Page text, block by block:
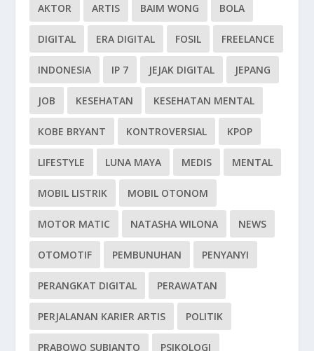
AKTOR ARTIS BAIM WONG BOLA
DIGITAL ERA DIGITAL FOSIL FREELANCE
INDONESIA IP 7 JEJAK DIGITAL JEPANG
JOB KESEHATAN KESEHATAN MENTAL
KOBE BRYANT KONTROVERSIAL KPOP
LIFESTYLE LUNA MAYA MEDIS MENTAL
MOBIL LISTRIK MOBIL OTONOM
MOTOR MATIC NATASHA WILONA NEWS
OTOMOTIF PEMBUNUHAN PENYANYI
PERANGKAT DIGITAL PERAWATAN
PERJALANAN KARIER ARTIS POLITIK
PRABOWO SUBIANTO PSIKOLOGI